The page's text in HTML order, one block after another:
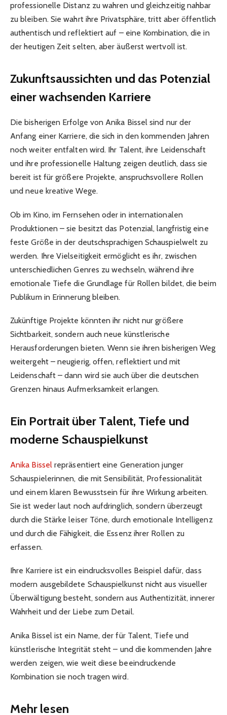
professionelle Distanz zu wahren und gleichzeitig nahbar
zu bleiben. Sie wahrt ihre Privatsphäre, tritt aber öffentlich
authentisch und reflektiert auf – eine Kombination, die in
der heutigen Zeit selten, aber äußerst wertvoll ist.
Zukunftsaussichten und das Potenzial
einer wachsenden Karriere
Die bisherigen Erfolge von Anika Bissel sind nur der
Anfang einer Karriere, die sich in den kommenden Jahren
noch weiter entfalten wird. Ihr Talent, ihre Leidenschaft
und ihre professionelle Haltung zeigen deutlich, dass sie
bereit ist für größere Projekte, anspruchsvollere Rollen
und neue kreative Wege.
Ob im Kino, im Fernsehen oder in internationalen
Produktionen – sie besitzt das Potenzial, langfristig eine
feste Größe in der deutschsprachigen Schauspielwelt zu
werden. Ihre Vielseitigkeit ermöglicht es ihr, zwischen
unterschiedlichen Genres zu wechseln, während ihre
emotionale Tiefe die Grundlage für Rollen bildet, die beim
Publikum in Erinnerung bleiben.
Zukünftige Projekte könnten ihr nicht nur größere
Sichtbarkeit, sondern auch neue künstlerische
Herausforderungen bieten. Wenn sie ihren bisherigen Weg
weitergeht – neugierig, offen, reflektiert und mit
Leidenschaft – dann wird sie auch über die deutschen
Grenzen hinaus Aufmerksamkeit erlangen.
Ein Portrait über Talent, Tiefe und
moderne Schauspielkunst
Anika Bisselrepräsentiert eine Generation junger
Schauspielerinnen, die mit Sensibilität, Professionalität
und einem klaren Bewusstsein für ihre Wirkung arbeiten.
Sie ist weder laut noch aufdringlich, sondern überzeugt
durch die Stärke leiser Töne, durch emotionale Intelligenz
und durch die Fähigkeit, die Essenz ihrer Rollen zu
erfassen.
Ihre Karriere ist ein eindrucksvolles Beispiel dafür, dass
modern ausgebildete Schauspielkunst nicht aus visueller
Überwältigung besteht, sondern aus Authentizität, innerer
Wahrheit und der Liebe zum Detail.
Anika Bissel ist ein Name, der für Talent, Tiefe und
künstlerische Integrität steht – und die kommenden Jahre
werden zeigen, wie weit diese beeindruckende
Kombination sie noch tragen wird.
Mehr lesen